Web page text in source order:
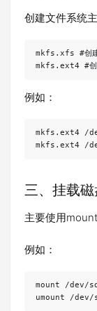
创建文件系统
mkfs.xfs #创
mkfs.ext4 #创
例如：
mkfs.ext4 /
mkfs.ext4 /
三、挂载磁
主要使用mount
例如：
mount /dev/
umount /dev/